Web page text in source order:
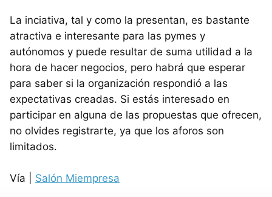
La inciativa, tal y como la presentan, es bastante
atractiva e interesante para las pymes y
autónomos y puede resultar de suma utilidad a la
hora de hacer negocios, pero habrá que esperar
para saber si la organización respondió a las
expectativas creadas. Si estás interesado en
participar en alguna de las propuestas que ofrecen,
no olvides registrarte, ya que los aforos son
limitados.
Vía | Salón Miempresa